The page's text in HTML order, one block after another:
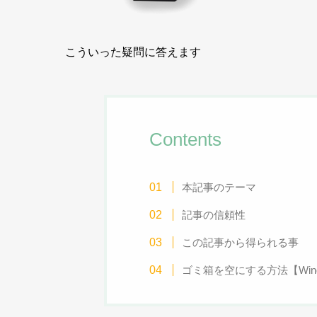
こういった疑問に答えます
Contents
本記事のテーマ
記事の信頼性
この記事から得られる事
ゴミ箱を空にする方法【